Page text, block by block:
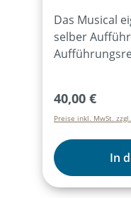
Das Musical
selber
ist das Aufführungsrecht für alle
Aufführungen
erworben.
mehr
Regulärer
40,00 €
Preise inkl. MwSt.
In